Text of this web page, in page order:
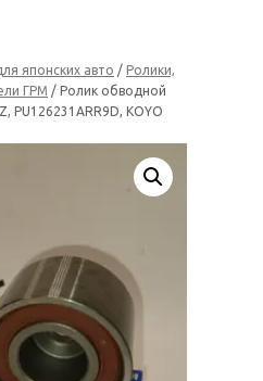
японских авто / Ролики,
ГРМ / Ролик обводной
PU126231ARR9D, KOYO